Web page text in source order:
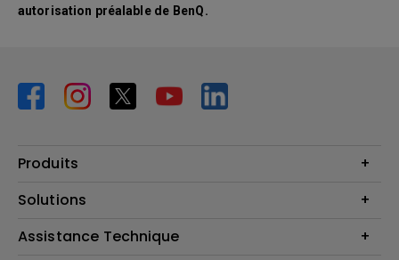
autorisation préalable de BenQ.
Produits
Vidéoprojecteurs
Éclairage
Solutions
Business Display
Assistance Technique